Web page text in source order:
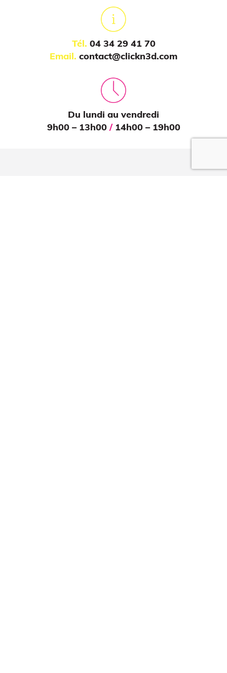
Impression 3D pour l’évènementiel
Tél. 04 34 29 41 70
Email. contact@clickn3d.com
Du lundi au vendredi
9h00 – 13h00 /14h00 – 19h00